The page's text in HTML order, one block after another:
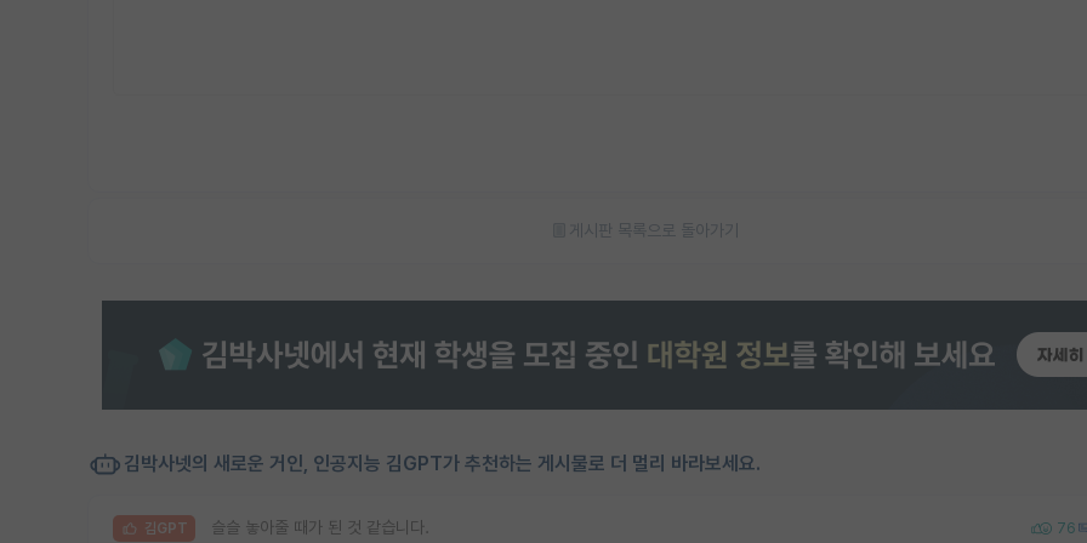
게시판 목록으로 돌아가기
김박사넷의 새로운 거인, 인공지능 김GPT가 추천하는 게시물로 더 멀리 바라보세요.
김GPT 슬슬 놓아줄 때가 된 것 같습니다. 76